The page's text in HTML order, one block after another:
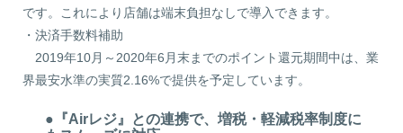
です。これにより店舗は端末負担なしで導入できます。
・決済手数料補助
2019年10月～2020年6月末までのポイント還元期間中は、業
界最安水準の実質2.16%で提供を予定しています。
●『Airレジ』との連携で、増税・軽減税率制度に